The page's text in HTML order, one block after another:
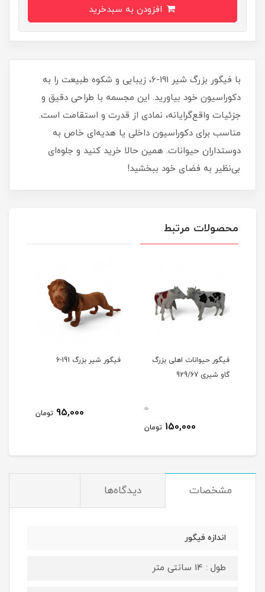
با فیگور بزرگ شیر 191-6، زیبایی و شکوه طبیعت را به
دکوراسیون خود بیاورید. این مجسمه با طراحی دقیق و
جزئیات واقع‌گرایانه، نمادی از قدرت و استقامت است.
مناسب برای دکوراسیون داخلی یا هدیه‌ای خاص به
دوستداران حیوانات. همین حالا خرید کنید و جلوه‌ای
بی‌نظیر به فضای خود ببخشید!
محصولات مرتبط
فیگور حیوانات اهلی بزرگ
گاو شیری 929/67
0
150,000 تومان
فیگور شیر بزرگ 191-6
95,000 تومان
مشخصات دیدگاه‌ها
اندازه فیگور
طول : 14 سانتی متر